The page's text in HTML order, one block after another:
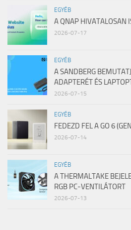
EGYÉB
A QNAP HIVATALOSAN
2026-07-17
EGYÉB
A SANDBERG
ADAPTERÉT ÉS
2026-07-15
EGYÉB
FEDEZD FEL A GO 6
2026-07-14
EGYÉB
A THERMALTAKE
RGB PC-VENTILÁTORT
2026-07-13